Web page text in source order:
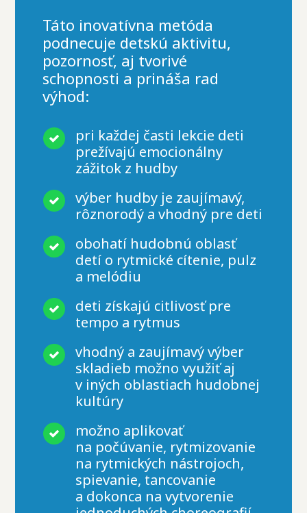
Táto inovatívna metóda
podnecuje detskú aktivitu,
pozornosť, aj tvorivé
schopnosti a prináša rad
výhod:
pri každej časti lekcie deti
prežívajú emocionálny
zážitok z hudby
výber hudby je zaujímavý,
rôznorodý a vhodný pre deti
obohatí hudobnú oblasť
detí o rytmické cítenie, pulz
a melódiu
deti získajú citlivosť pre
tempo a rytmus
vhodný a zaujímavý výber
skladieb možno využiť aj
v iných oblastiach hudobnej
kultúry
možno aplikovať
na počúvanie, rytmizovanie
na rytmických nástrojoch,
spievanie, tancovanie
a dokonca na vytvorenie